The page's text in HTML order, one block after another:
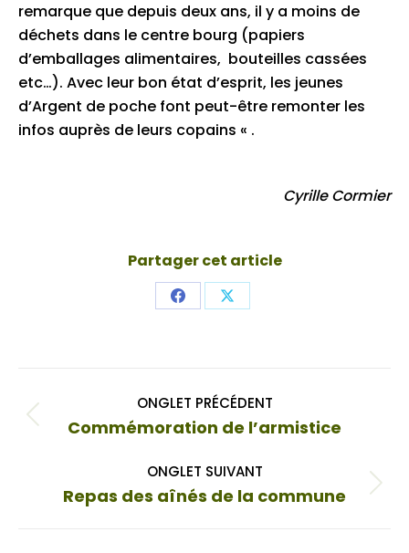
remarque que depuis deux ans, il y a moins de
déchets dans le centre bourg (papiers
d’emballages alimentaires, bouteilles cassées
etc…). Avec leur bon état d’esprit, les jeunes
d’Argent de poche font peut-être remonter les
infos auprès de leurs copains « .
Cyrille Cormier
Partager cet article
Share Share
de
ONGLET PRÉCÉDENT
Onglet
Commémoration de l’armistice
ONGLET SUIVANT
Onglet
Repas des aînés de la commune